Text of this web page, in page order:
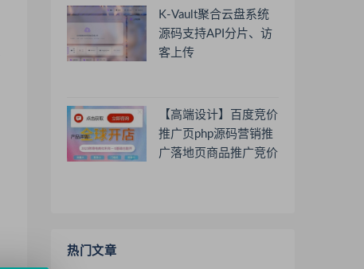
K-Vault聚合云盘系统
源码支持API分片、访
客上传
【高端设计】百度竞价
推广页php源码营销推
广落地页商品推广竞价
热门文章